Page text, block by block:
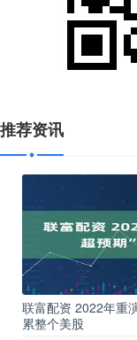
推荐资讯
联富配资 2022年重
累整个美股